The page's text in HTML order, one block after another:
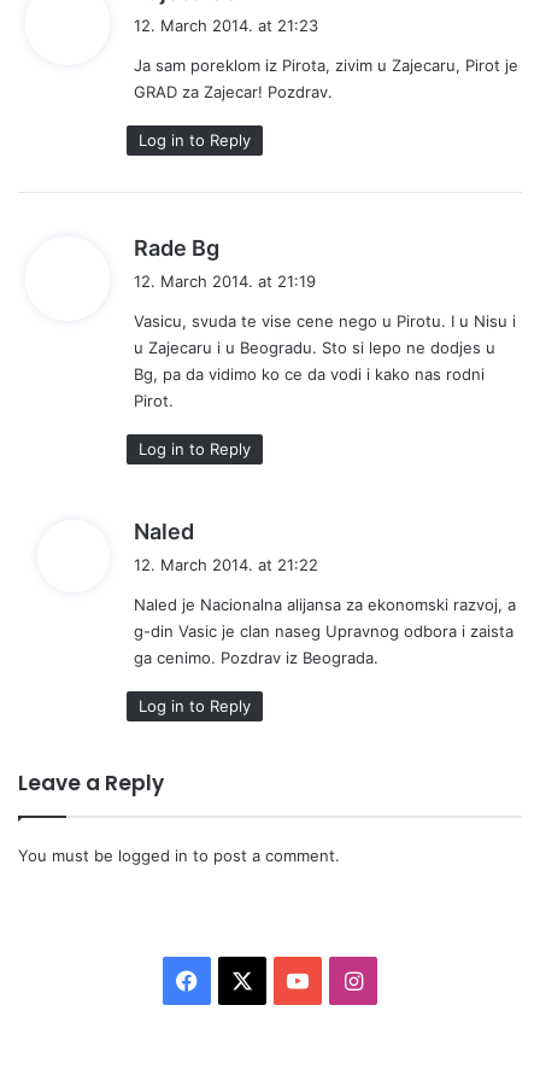
s
:
12. March 2014. at 21:23
Ja sam poreklom iz Pirota, zivim u Zajecaru, Pirot je
GRAD za Zajecar! Pozdrav.
Log in to Reply
Rade Bg
s
12. March 2014. at 21:19
Vasicu, svuda te vise cene nego u Pirotu. I u Nisu i
u Zajecaru i u Beogradu. Sto si lepo ne dodjes u
Bg, pa da vidimo ko ce da vodi i kako nas rodni
Pirot.
Log in to Reply
Naled
s
:
12. March 2014. at 21:22
Naled je Nacionalna alijansa za ekonomski razvoj, a
g-din Vasic je clan naseg Upravnog odbora i zaista
ga cenimo. Pozdrav iz Beograda.
Log in to Reply
Leave a Reply
You must be logged in to post a comment.
I